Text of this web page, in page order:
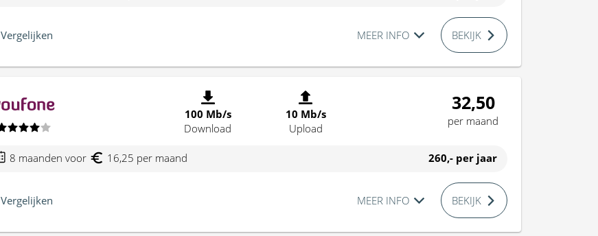
Vergelijken MEER INFO BEKIJK
100 Mb/s
Download
10 Mb/s
Upload
32,50
per maand
8 maanden voor 16,25 per maand 260,- per jaar
Vergelijken MEER INFO BEKIJK